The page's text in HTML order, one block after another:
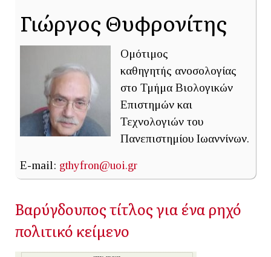
Γιώργος Θυφρονίτης
Ομότιμος
καθηγητής ανοσολογίας
στο Τμήμα Βιολογικών
Επιστημών και
Τεχνολογιών του
Πανεπιστημίου Ιωαννίνων.
E-mail: gthyfron@uoi.gr
Βαρύγδουπος τίτλος για ένα ρηχό
πολιτικό κείμενο